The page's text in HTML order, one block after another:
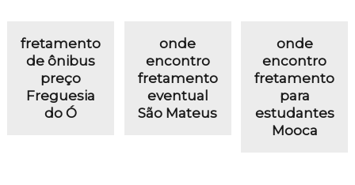
fretamento
de ônibus
preço
Freguesia
do Ó
onde
encontro
fretamento
eventual
São Mateus
onde
encontro
fretamento
para
estudantes
Mooca